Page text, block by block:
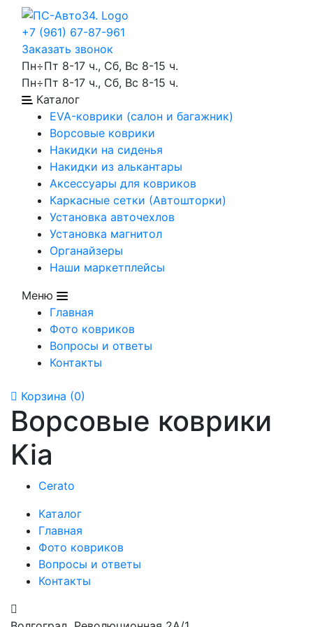
+7 (961) 67-87-961
Заказать звонок
Пн÷Пт 8-17 ч., Сб, Вс 8-15 ч.
Пн÷Пт 8-17 ч., Сб, Вс 8-15 ч.
Каталог
EVA-коврики (салон и багажник)
Ворсовые коврики
Накидки на сиденья
Накидки из алькантары
Аксессуары для ковриков
Каркасные сетки (Автошторки)
Установка авточехлов
Установка магнитол
Органайзеры
Наши маркетплейсы
Меню
Главная
Фото ковриков
Вопросы и ответы
Контакты
Корзина (0)
Ворсовые коврики
Kia
Cerato
Каталог
Главная
Фото ковриков
Вопросы и ответы
Контакты